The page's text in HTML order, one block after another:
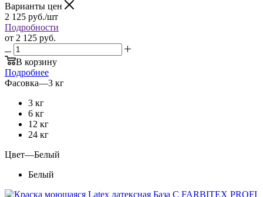
Варианты цен
2 125 руб./шт
Подробности
от 2 125 руб.
В корзину
Подробнее
Фасовка—3 кг
3 кг
6 кг
12 кг
24 кг
Цвет—Белый
Белый